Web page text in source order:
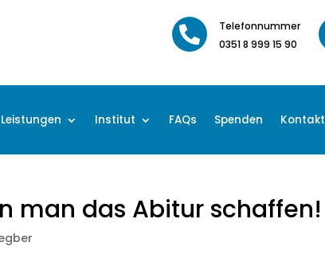

Telefonnummer
0351 8 999 15 90
Leistungen Institut FAQs Spenden Kontakt
man das Abitur schaffen!